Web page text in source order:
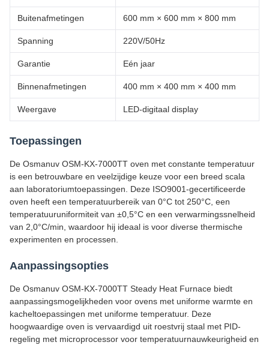
Buitenafmetingen 600 mm × 600 mm × 800 mm
Spanning 220V/50Hz
Garantie Eén jaar
Binnenafmetingen 400 mm × 400 mm × 400 mm
Weergave LED-digitaal display
Toepassingen
De Osmanuv OSM-KX-7000TT oven met constante temperatuur
is een betrouwbare en veelzijdige keuze voor een breed scala
aan laboratoriumtoepassingen. Deze ISO9001-gecertificeerde
oven heeft een temperatuurbereik van 0°C tot 250°C, een
temperatuuruniformiteit van ±0,5°C en een verwarmingssnelheid
van 2,0°C/min, waardoor hij ideaal is voor diverse thermische
experimenten en processen.
Aanpassingsopties
De Osmanuv OSM-KX-7000TT Steady Heat Furnace biedt
aanpassingsmogelijkheden voor ovens met uniforme warmte en
kacheltoepassingen met uniforme temperatuur. Deze
hoogwaardige oven is vervaardigd uit roestvrij staal met PID-
regeling met microprocessor voor temperatuurnauwkeurigheid en